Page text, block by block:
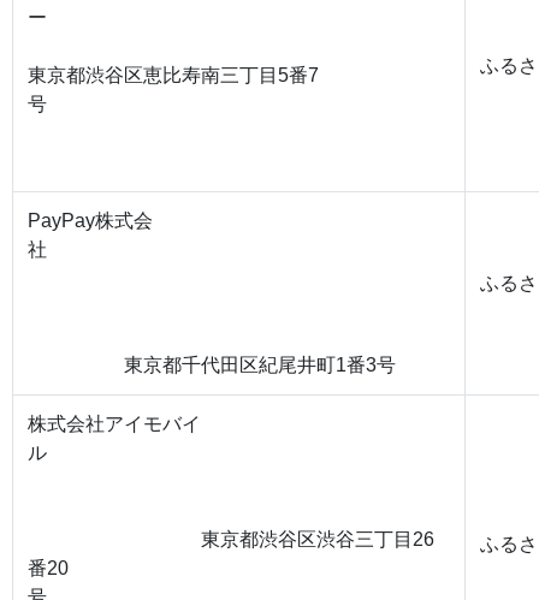
ー
東京都渋谷区恵比寿南三丁目5番7
号
ふる
PayPay株式会
社
東京都千代田区紀尾井町1番3号
ふる
株式会社アイモバイ
ル
東京都渋谷区渋谷三丁目26
番20
ふる